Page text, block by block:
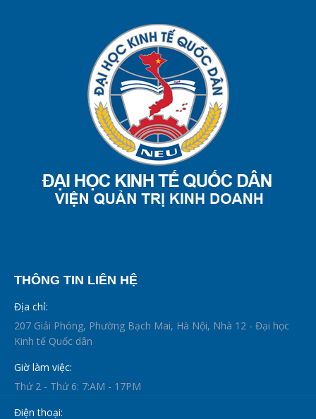
THÔNG TIN LIÊN HỆ
Địa chỉ:
207 Giải Phóng, Phường Bạch Mai, Hà Nội, Nhà 12 - Đại học
Kinh tế Quốc dân
Giờ làm việc:
Thứ 2 - Thứ 6: 7:AM - 17PM
Điện thoại: